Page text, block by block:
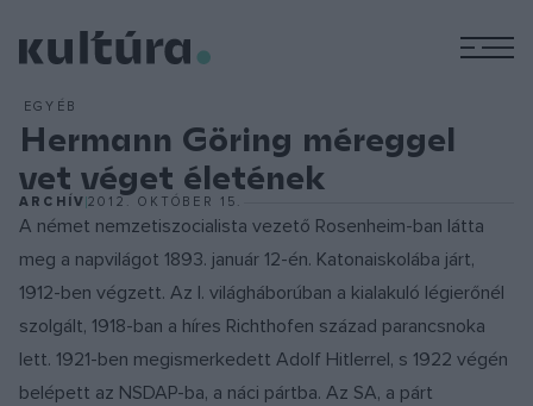
EGYÉB
Hermann Göring méreggel
vet véget életének
ARCHÍV2012. OKTÓBER 15.
A német nemzetiszocialista vezető Rosenheim-ban látta
meg a napvilágot 1893. január 12-én. Katonaiskolába járt,
1912-ben végzett. Az I. világháborúban a kialakuló légierőnél
szolgált, 1918-ban a híres Richthofen század parancsnoka
lett. 1921-ben megismerkedett Adolf Hitlerrel, s 1922 végén
belépett az NSDAP-ba, a náci pártba. Az SA, a párt